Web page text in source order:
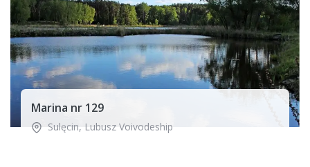
Marina nr 129
Sulęcin, Lubusz Voivodeship